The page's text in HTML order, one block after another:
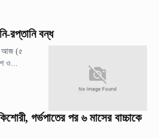
রপ্তানি বন্ধ
আজ (৫
ও...
গর্ভপাতের পর ৬ মাসের বাচ্চাকে